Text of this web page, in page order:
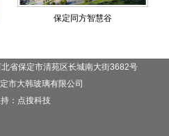
保定同方智慧谷
省保定市清苑区长城南大街3682号
市大韩玻璃有限公司
：点搜科技